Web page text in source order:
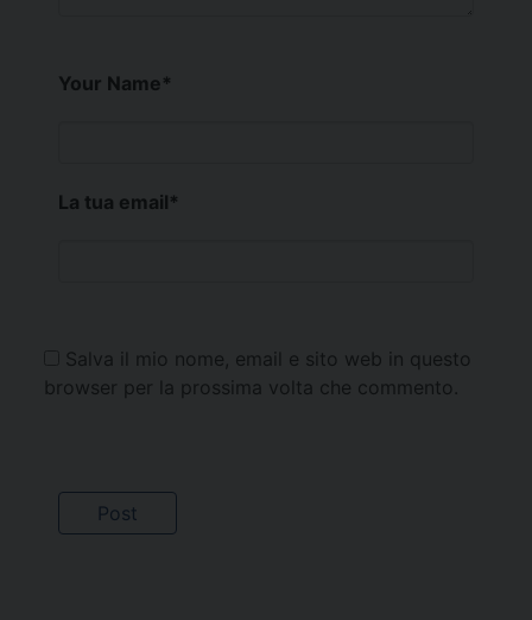
Your Name*
La tua email*
Salva il mio nome, email e sito web in questo
browser per la prossima volta che commento.